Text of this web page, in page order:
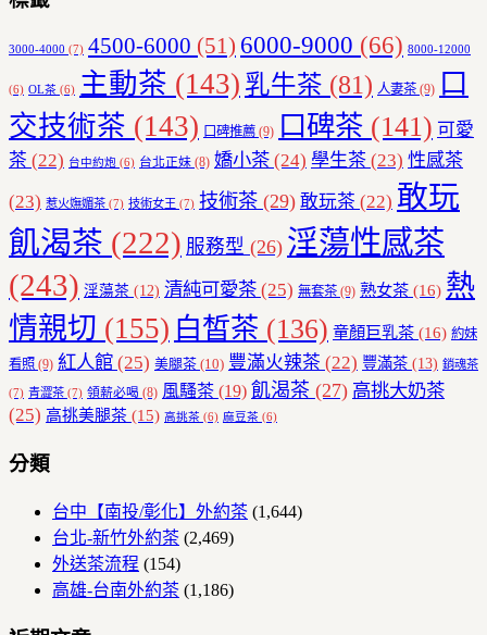
3000-4000 (7) 4500-6000 (51) 6000-9000 (66) 8000-12000
(6) OL茶 (6) 主動茶 (143) 乳牛茶 (81) 人妻茶 (9)
口
交技術茶 (143) 口碑推薦 (9) 口碑茶 (141) 可愛
茶 (22) 台中約炮 (6) 台北正妹 (8) 嬌小茶 (24) 學生茶 (23) 性感茶
(23) 惹火嫵媚茶 (7) 技術女王 (7) 技術茶 (29) 敢玩茶 (22) 敢玩
飢渴茶 (222) 服務型 (26) 淫蕩性感茶
(243) 淫蕩茶 (12) 清純可愛茶 (25) 無套茶 (9) 熟女茶 (16) 熱
情親切 (155) 白皙茶 (136) 童顏巨乳茶 (16) 約妹
看照 (9) 紅人館 (25) 美腿茶 (10) 豐滿火辣茶 (22) 豐滿茶 (13) 銷魂茶
(7) 青澀茶 (7) 領薪必喝 (8) 風騷茶 (19) 飢渴茶 (27) 高挑大奶茶
(25) 高挑美腿茶 (15) 高挑茶 (6) 麻豆茶 (6)
分類
台中【南投/彰化】外約茶 (1,644)
台北-新竹外約茶 (2,469)
外送茶流程 (154)
高雄-台南外約茶 (1,186)